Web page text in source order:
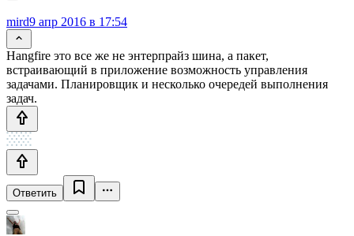
mird9 апр 2016 в 17:54
Hangfire это все же не энтерпрайз шина, а пакет,
встраивающий в приложение возможность управления
задачами. Планировщик и несколько очередей выполнения
задач.
Ответить